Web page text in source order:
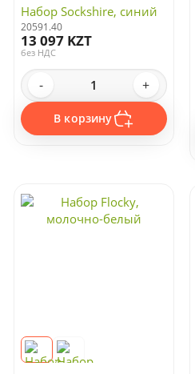
Набор Sockshire, синий
20591.40
13 097 KZT
без НДС
- +
В корзину